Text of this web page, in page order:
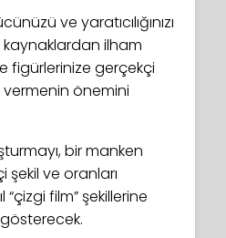
ve yaratıcılığınızı
kaynaklardan ilham
figürlerinize gerçekçi
önemini
bir manken
ve oranları
film” şekillerine